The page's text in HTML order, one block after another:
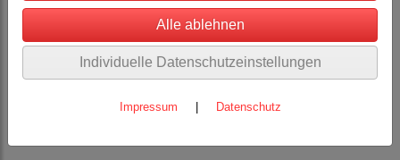
Weidezaunpfähle, Weidezaunlitzen, Elektro-Seile, Elektro
Breitbänder, Isolatoren , Pferdenetze und Elektro Schafsnetze von
Euronetz.
Individuelle Datenschutzeinstellungen
Impressum Datenschutz